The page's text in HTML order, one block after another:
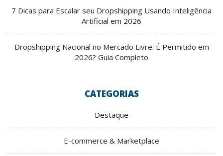
7 Dicas para Escalar seu Dropshipping Usando Inteligência
Artificial em 2026
Dropshipping Nacional no Mercado Livre: É Permitido em
2026? Guia Completo
CATEGORIAS
Destaque
E-commerce & Marketplace